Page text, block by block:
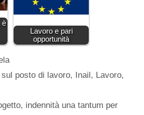
è
Lavoro e pari
opportunità
posto di lavoro, Inail, Lavoro,
indennità una tantum per